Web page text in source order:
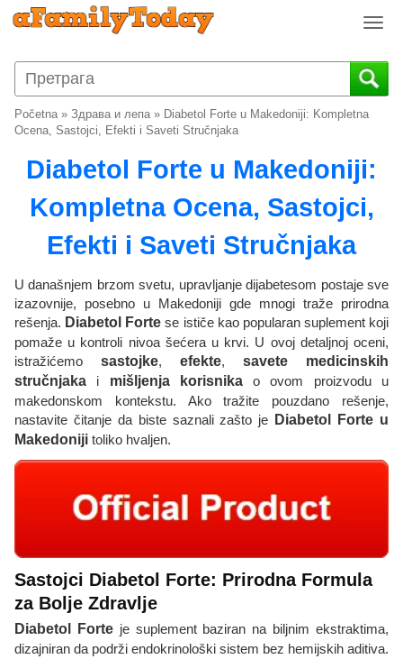
T
g
g
a
v
i
o
n
Početna» Здрава и лепа» Diabetol Forte u Makedoniji: Kompletna
Ocena, Sastojci, Efekti i Saveti Stručnjaka
Diabetol Forte u Makedoniji:
Kompletna Ocena, Sastojci,
Efekti i Saveti Stručnjaka
U današnjem brzom svetu, upravljanje dijabetesom postaje sve
izazovnije, posebno u Makedoniji gde mnogi traže prirodna
rešenja. Diabetol Forte se ističe kao popularan suplement koji
pomaže u kontroli nivoa šećera u krvi. U ovoj detaljnoj oceni,
istražićemo sastojke, efekte, savete medicinskih
stručnjaka i mišljenja korisnikao ovom proizvodu u
makedonskom kontekstu. Ako tražite pouzdano rešenje,
nastavite čitanje da biste saznali zašto je Diabetol Forte u
Makedoniji toliko hvaljen.
Sastojci Diabetol Forte: Prirodna Formula
za Bolje Zdravlje
Diabetol Forteje suplement baziran na biljnim ekstraktima,
dizajniran da podrži endokrinološki sistem bez hemijskih aditiva.